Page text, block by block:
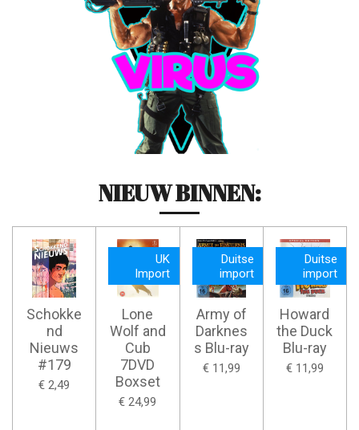
NIEUW BINNEN:
Schokke
nd
Nieuws
#179
€ 2,49
UK
Import
Lone
Wolf and
Cub
7DVD
Boxset
€ 24,99
Duitse
import
Army of
Darknes
s Blu-ray
€ 11,99
Duitse
import
Howard
the Duck
Blu-ray
€ 11,99